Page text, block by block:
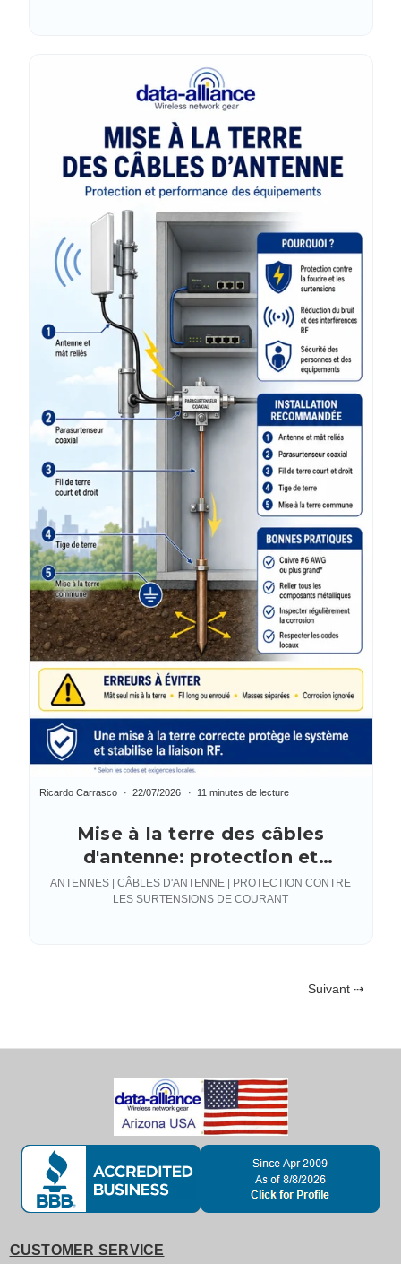
Mise à la terre des câbles
d'antenne: protection et
performance des engrenages
Ricardo Carrasco 22/07/2026 11 minutes de lecture
ANTENNES | CÂBLES D'ANTENNE | PROTECTION CONTRE
LES SURTENSIONS DE COURANT
Suivant ⇢
CUSTOMER SERVICE